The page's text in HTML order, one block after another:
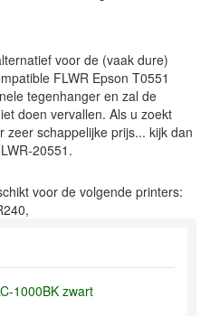
voor de (vaak dure)
FLWR Epson T0551
tegenhanger en zal de
doen vervallen. Als u zoekt
zeer schappelijke prijs... kijk dan
20551.
voor de volgende printers:
1000BK zwart